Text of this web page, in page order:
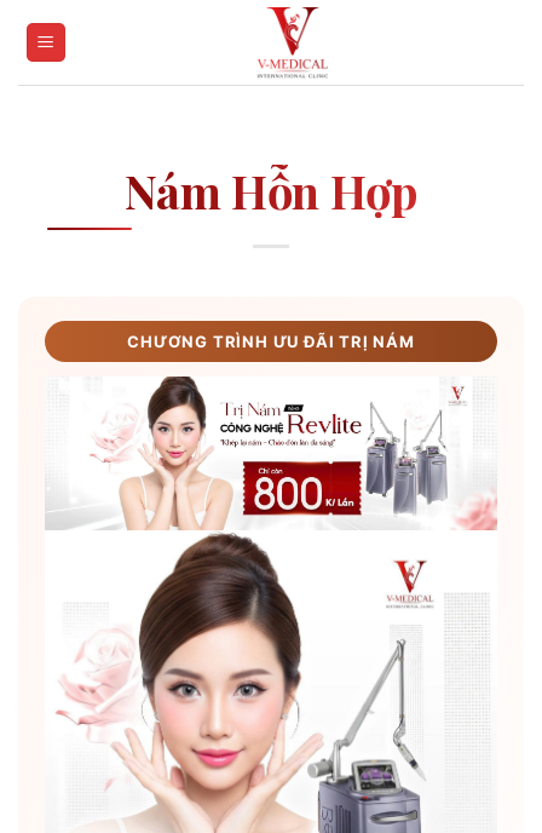
Nám Hỗn Hợp
CHƯƠNG TRÌNH ƯU ĐÃI TRỊ NÁM